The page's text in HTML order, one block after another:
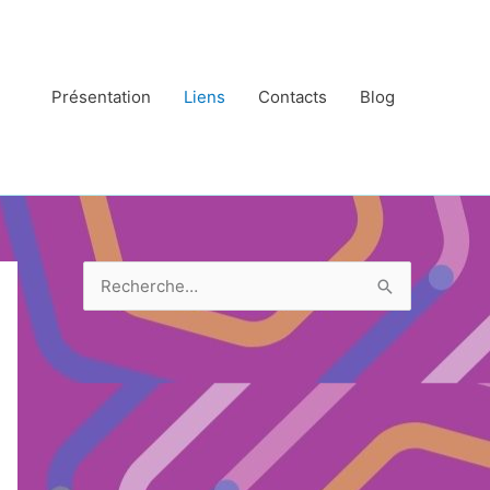
Présentation
Liens Contacts Blog
e